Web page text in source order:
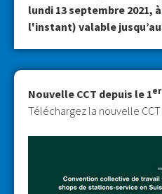
lundi 13 septembre 2021,
l'instant) valable jusqu’au
Nouvelle CCT depuis le 1er
Téléchargez la nouvelle CCT